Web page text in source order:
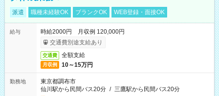
派遣 職種未経験OK ブランクOK WEB登録・面接OK
給与
時給2000円 月収例 120,000円
交通費別途支給あり
交通費 全額支給
月収例 10～15万円
勤務地
東京都調布市
仙川駅から民間バス20分 / 三鷹駅から民間バス20分